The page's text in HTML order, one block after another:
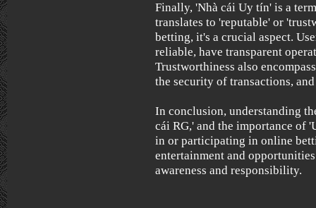
Finally, 'Nhà cái Uy tín' is a
translates to 'reputable' or
betting, it's a crucial aspect.
reliable, have transparent
Trustworthiness also
the security of transactions,
In conclusion, understanding
cái RG,' and the importance of
in or participating in online
entertainment and
awareness and responsibility.